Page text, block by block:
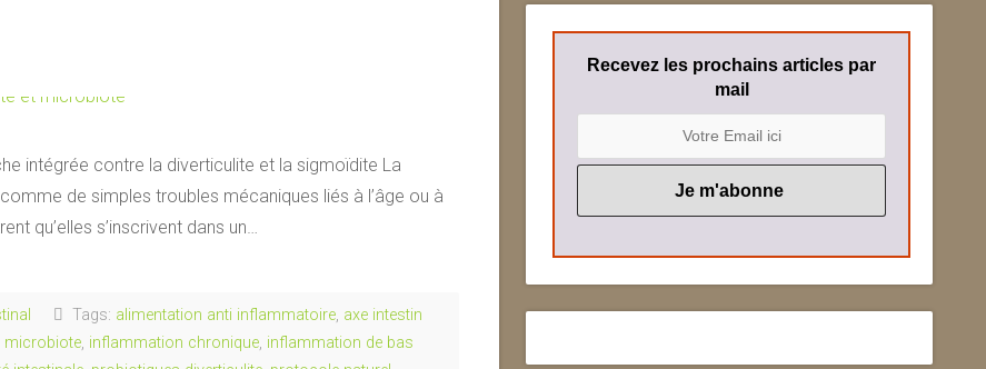
intégrée contre la diverticulite et la sigmoïdite La
de simples troubles mécaniques liés à l’âge ou à
qu’elles s’inscrivent dans un…
Tags: alimentation anti inflammatoire, axe intestin
microbiote, inflammation chronique, inflammation de bas
Recevez les prochains articles par
mail